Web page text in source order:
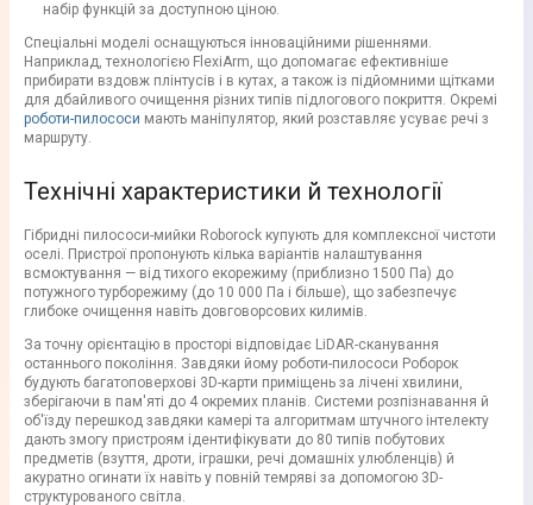
набір функцій за доступною ціною.
Спеціальні моделі оснащуються інноваційними рішеннями.
Наприклад, технологією FlexiArm, що допомагає ефективніше
прибирати вздовж плінтусів і в кутах, а також із підйомними щітками
для дбайливого очищення різних типів підлогового покриття. Окремі
роботи-пилососи мають маніпулятор, який розставляє усуває речі з
маршруту.
Технічні характеристики й технології
Гібридні пилососи-мийки Roborock купують для комплексної чистоти
оселі. Пристрої пропонують кілька варіантів налаштування
всмоктування — від тихого екорежиму (приблизно 1500 Па) до
потужного турборежиму (до 10 000 Па і більше), що забезпечує
глибоке очищення навіть довговорсових килимів.
За точну орієнтацію в просторі відповідає LiDAR-сканування
останнього покоління. Завдяки йому роботи-пилососи Роборок
будують багатоповерхові 3D-карти приміщень за лічені хвилини,
зберігаючи в пам'яті до 4 окремих планів. Системи розпізнавання й
об'їзду перешкод завдяки камері та алгоритмам штучного інтелекту
дають змогу пристроям ідентифікувати до 80 типів побутових
предметів (взуття, дроти, іграшки, речі домашніх улюбленців) й
акуратно огинати їх навіть у повній темряві за допомогою 3D-
структурованого світла.